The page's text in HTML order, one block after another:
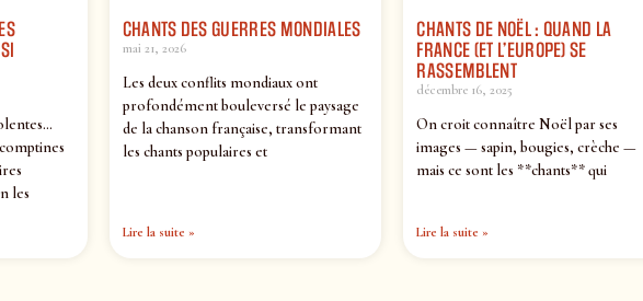
les
CHANTS DES GUERRES MONDIALES
mai 21, 2026
Les deux conflits mondiaux ont
profondément bouleversé le paysage
de la chanson française, transformant
les chants populaires et
Lire la suite »
CHANTS DE NOËL : QUAND LA
FRANCE (ET L’EUROPE) SE
RASSEMBLENT
décembre 16, 2025
On croit connaître Noël par ses
images — sapin, bougies, crèche —
mais ce sont les **chants** qui
Lire la suite »